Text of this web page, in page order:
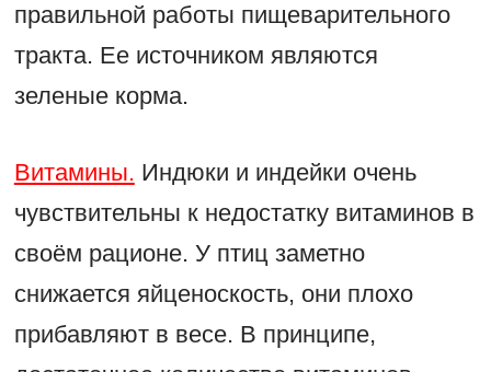
правильной работы пищеварительного
тракта. Ее источником являются
зеленые корма.
Витамины. Индюки и индейки очень
чувствительны к недостатку витаминов в
своём рационе. У птиц заметно
снижается яйценоскость, они плохо
прибавляют в весе. В принципе,